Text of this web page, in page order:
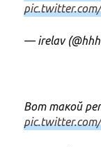
— irelav
Вот такой